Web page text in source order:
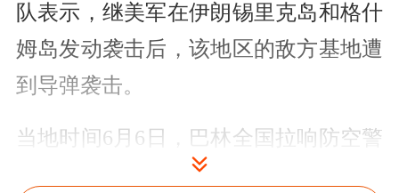
队表示，继美军在伊朗锡里克岛和格什
姆岛发动袭击后，该地区的敌方基地遭
到导弹袭击。
当地时间6月6日，巴林全国拉响防空警